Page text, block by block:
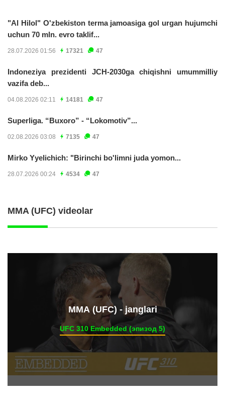
"Al Hilol" O'zbekiston terma jamoasiga gol urgan hujumchi
uchun 70 mln. evro taklif...
28.07.2026 01:56 17321 47
Indoneziya prezidenti JCH-2030ga chiqishni umummilliy
vazifa deb...
04.08.2026 02:11 14181 47
Superliga. “Buxoro” - “Lokomotiv”...
02.08.2026 03:08 7135 47
Mirko Yyelichich: "Birinchi bo'limni juda yomon...
28.07.2026 00:24 4534 47
MMA (UFC) videolar
ММА (UFC) - janglari
UFC 310 Embedded (эпизод 5)